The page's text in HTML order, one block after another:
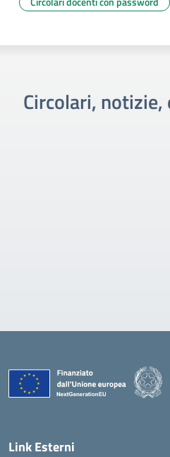
Circolari,
Link Esterni